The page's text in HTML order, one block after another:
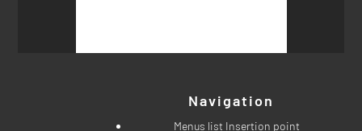
Navigation
Menus list Insertion point